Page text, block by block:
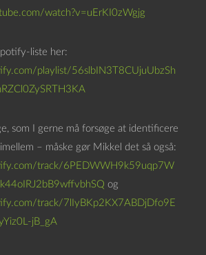
watch?v=uErKI0zWgjg
liste her:
playlist/56slbIN3T8CUjuUbzSh
som I gerne må forsøge at identificere
– måske gør Mikkel det så også:
track/6PEDWWH9k59uqp7W
og
track/7lIyBKp2KX7ABDjDfo9E
jB_gA